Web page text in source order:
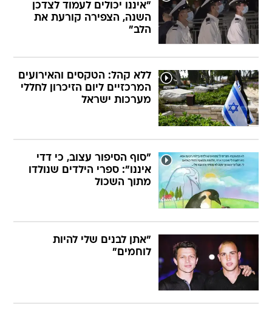
"איננו יכולים לעמוד לצדכן
השנה, הצפירה קורעת את
הלב"
ללא קהל: הטקסים והאירועים
המרכזיים ליום הזיכרון לחללי
מערכות ישראל
"סוף הסיפור עצוב, כי דדי
איננו": ספרי הילדים שנולדו
מתוך השכול
"אתן לבנים שלי להיות
לוחמים"